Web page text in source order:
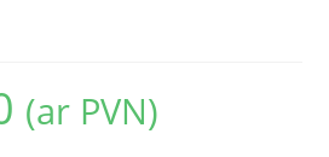
(ar PVN)